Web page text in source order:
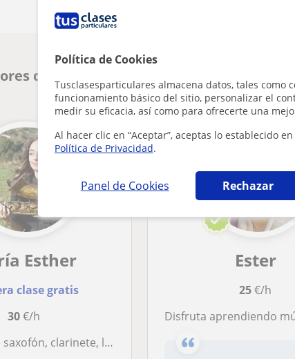
Política de Cookies
Tusclasesparticulares almacena datos, tales como
funcionamiento básico del sitio, personalizar el
medir su eficacia, así como para ofrecerte una
Al hacer clic en “Aceptar”, aceptas lo establecido
Política de Privacidad.
Panel de Cookies Rechazar
de Música en Lleida que pueden
Esther
clase gratis
30€/h
musical e improvisación para todos los niveles
Ester
25€/h
Disfruta aprendiendo música ~ Método didáctico y de rápida